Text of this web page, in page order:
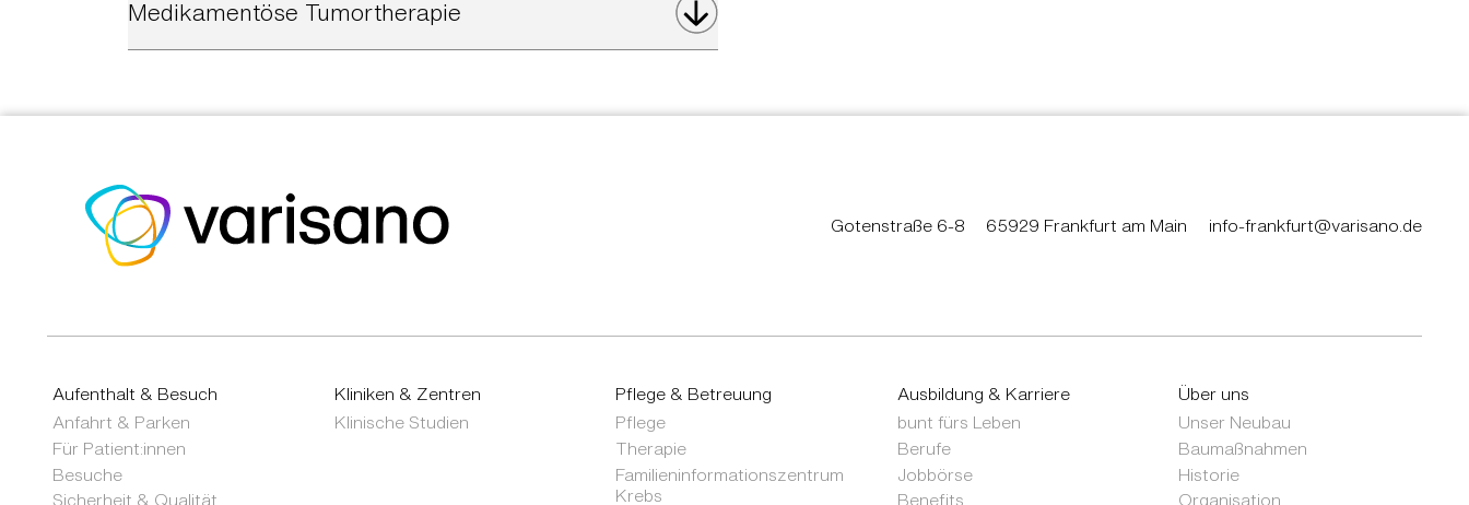
Medikamentöse Tumortherapie
Gotenstraße 6-8 65929 Frankfurt am Main info-frankfurt@varisano.de
Aufenthalt & Besuch
Anfahrt & Parken
Für Patient:innen
Besuche
Sicherheit & Qualität
Kliniken & Zentren
Klinische Studien
Pflege & Betreuung
Pflege
Therapie
Familieninformationszentrum
Krebs
Ausbildung & Karriere
bunt fürs Leben
Berufe
Jobbörse
Benefits
Über uns
Unser Neubau
Baumaßnahmen
Historie
Organisation